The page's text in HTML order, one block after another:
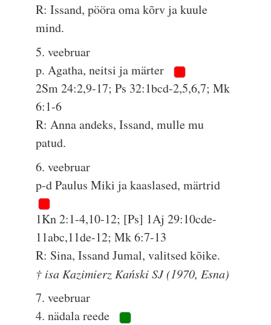
R: Issand, pööra oma kõrv ja kuule
mind.
5. veebruar
p. Agatha, neitsi ja märter
2Sm 24:2,9-17; Ps 32:1bcd-2,5,6,7; Mk
6:1-6
R: Anna andeks, Issand, mulle mu
patud.
6. veebruar
p-d Paulus Miki ja kaaslased, märtrid
1Kn 2:1-4,10-12; [Ps] 1Aj 29:10cde-
11abc,11de-12; Mk 6:7-13
R: Sina, Issand Jumal, valitsed kõike.
† isa Kazimierz Kański SJ (1970, Esna)
7. veebruar
4. nädala reede